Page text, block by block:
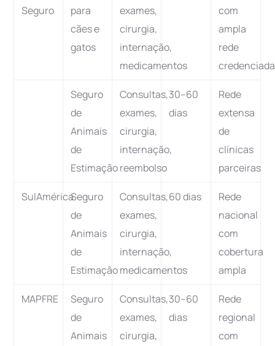
Seguro
para
cães e
gatos
exames,
cirurgia,
internação,
medicamentos
com
ampla
rede
credenciada
Seguro
de
Animais
de
Estimação
Consultas,
exames,
cirurgia,
internação,
reembolso
30–60
dias
Rede
extensa
de
clínicas
parceiras
SulAméricaSeguro
de
Animais
de
Estimação
Consultas,
exames,
cirurgia,
internação,
medicamentos
60 dias
Rede
nacional
com
cobertura
ampla
MAPFRE
Seguro
de
Animais
Consultas,
exames,
cirurgia,
30–60
dias
Rede
regional
com